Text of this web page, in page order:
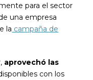
para el sector
una empresa
la campaña de
aprovechó las
con los